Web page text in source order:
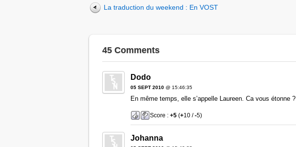
La traduction du weekend : En VOST
45 Comments
Dodo
05 SEPT 2010@ 15:46:35
En même temps, elle s’appelle Laureen. Ca vous étonne ?
Score : +5(+10 /-5)
Johanna